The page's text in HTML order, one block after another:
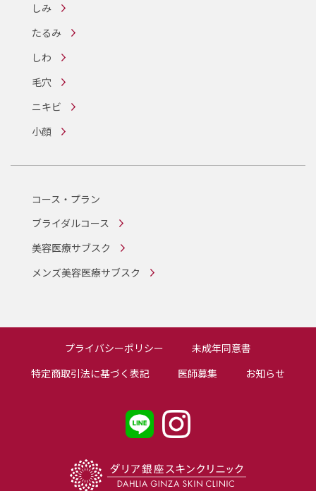
しみ
たるみ
しわ
毛穴
ニキビ
小顔
コース・プラン
ブライダルコース
美容医療サブスク
メンズ美容医療サブスク
プライバシーポリシー
未成年同意書
特定商取引法に基づく表記
医師募集 お知らせ